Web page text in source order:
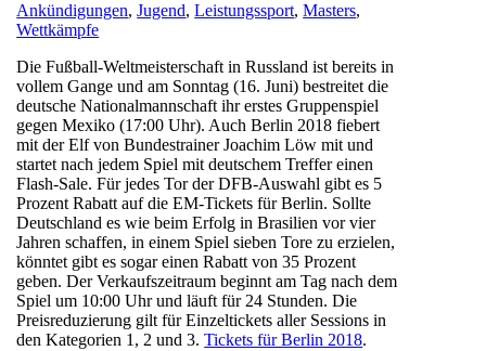
Ankündigungen,Jugend,Leistungssport,Masters,
Wettkämpfe
Die Fußball-Weltmeisterschaft in Russland ist bereits in
vollem Gange und am Sonntag (16. Juni) bestreitet die
deutsche Nationalmannschaft ihr erstes Gruppenspiel
gegen Mexiko (17:00 Uhr). Auch Berlin 2018 fiebert
mit der Elf von Bundestrainer Joachim Löw mit und
startet nach jedem Spiel mit deutschem Treffer einen
Flash-Sale. Für jedes Tor der DFB-Auswahl gibt es 5
Prozent Rabatt auf die EM-Tickets für Berlin. Sollte
Deutschland es wie beim Erfolg in Brasilien vor vier
Jahren schaffen, in einem Spiel sieben Tore zu erzielen,
könntet gibt es sogar einen Rabatt von 35 Prozent
geben. Der Verkaufszeitraum beginnt am Tag nach dem
Spiel um 10:00 Uhr und läuft für 24 Stunden. Die
Preisreduzierung gilt für Einzeltickets aller Sessions in
den Kategorien 1, 2 und 3.Tickets für Berlin 2018.